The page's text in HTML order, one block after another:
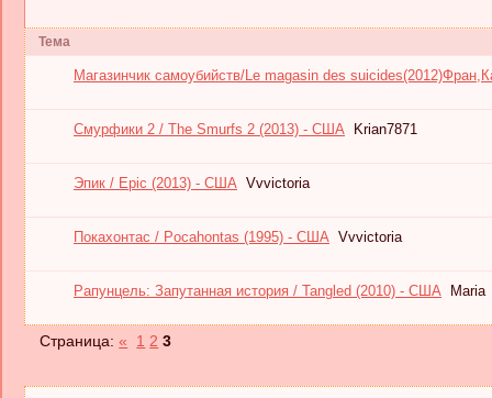
Тема
Магазинчик самоубийств/Le magasin des
Смурфики 2 / The Smurfs 2 (2013) - США Krian7871
Эпик / Epic (2013) - США Vvvictoria
Покахонтас / Pocahontas (1995) - США Vvvictoria
Рапунцель: Запутанная история / Tangled (2010) - США Maria
Страница:« 1 2 3